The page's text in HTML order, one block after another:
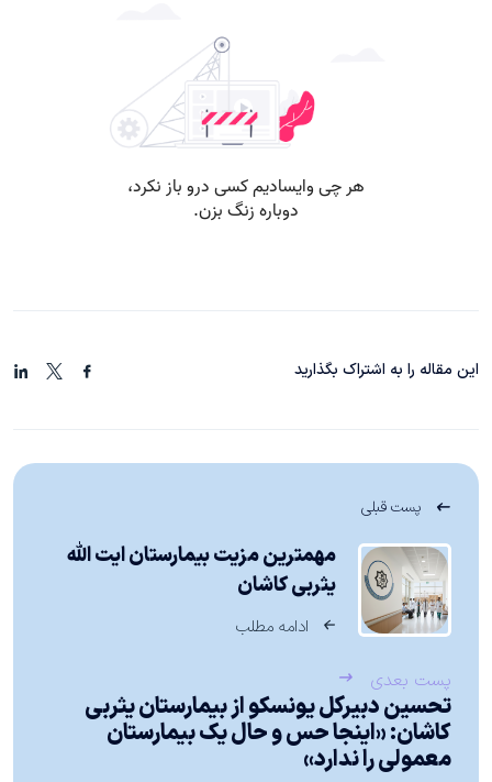
این مقاله را به اشتراک بگذارید
پست قبلی
مهمترین مزیت بیمارستان ایت الله
یثربی کاشان
ادامه مطلب
پست بعدی
تحسین دبیرکل یونسکو از بیمارستان یثربی
کاشان: «اینجا حس و حال یک بیمارستان
معمولی را ندارد»